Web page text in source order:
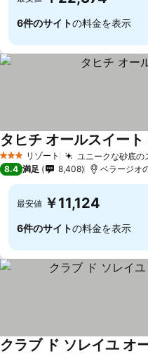
6件のサイトの料金を表示
3 ホテルのランク
リゾート ユニークな砂底
タヒチ オールスイート
8.4 満足 8,408 ベラージオ
最安値 ￥11,124
6件のサイトの料金を表示
クラブ ド ソレイユ オ